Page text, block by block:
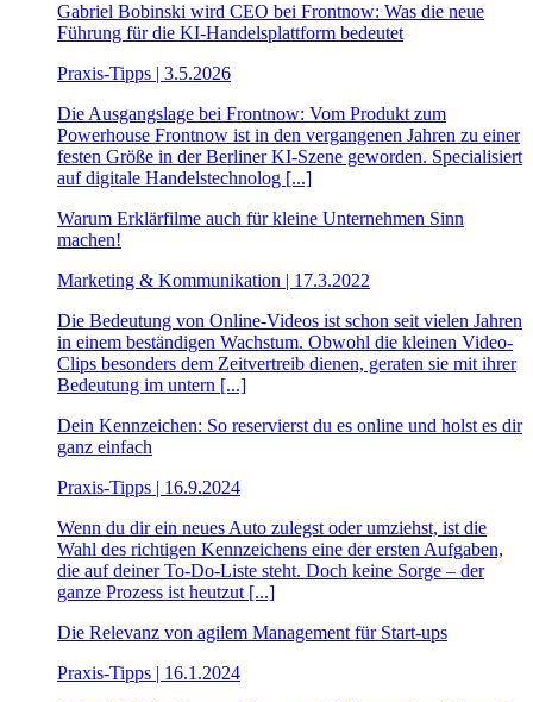
Gabriel Bobinski wird CEO bei Frontnow: Was die neue
Führung für die KI-Handelsplattform bedeutet
Praxis-Tipps | 3.5.2026
Die Ausgangslage bei Frontnow: Vom Produkt zum
Powerhouse Frontnow ist in den vergangenen Jahren zu einer
festen Größe in der Berliner KI-Szene geworden. Specialisiert
auf digitale Handelstechnolog [...]
Warum Erklärfilme auch für kleine Unternehmen Sinn
machen!
Marketing & Kommunikation | 17.3.2022
Die Bedeutung von Online-Videos ist schon seit vielen Jahren
in einem beständigen Wachstum. Obwohl die kleinen Video-
Clips besonders dem Zeitvertreib dienen, geraten sie mit ihrer
Bedeutung im untern [...]
Dein Kennzeichen: So reservierst du es online und holst es dir
ganz einfach
Praxis-Tipps | 16.9.2024
Wenn du dir ein neues Auto zulegst oder umziehst, ist die
Wahl des richtigen Kennzeichens eine der ersten Aufgaben,
die auf deiner To-Do-Liste steht. Doch keine Sorge – der
ganze Prozess ist heutzut [...]
Die Relevanz von agilem Management für Start-ups
Praxis-Tipps | 16.1.2024